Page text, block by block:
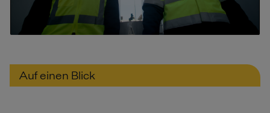
Auf einen Blick